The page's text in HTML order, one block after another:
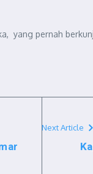
yang pernah
Next Article